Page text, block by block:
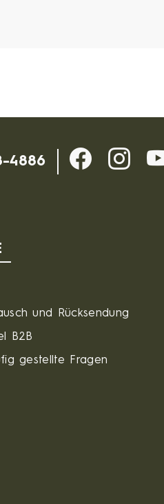
- Kontaktdaten
4886
und Rücksendung
B2B
gestellte Fragen